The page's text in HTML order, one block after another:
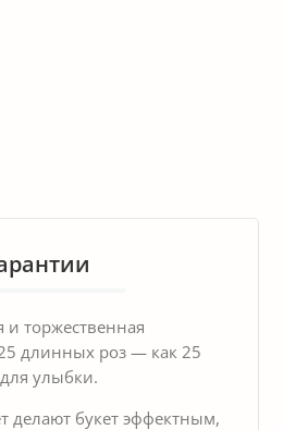
торжественная
длинных роз — как 25
улыбки.
букет эффектным,